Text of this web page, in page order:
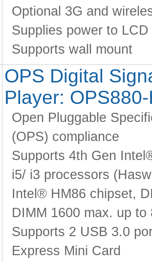
Optional 3G and
Supplies power to LCD
Supports wall mount
OPS Digital
Player:
Open Pluggable
(OPS) compliance
Supports 4th Gen
i5/ i3 processors
Intel® HM86 chipset,
DIMM 1600 max. up to
Supports 2 USB 3.0
Express Mini Card